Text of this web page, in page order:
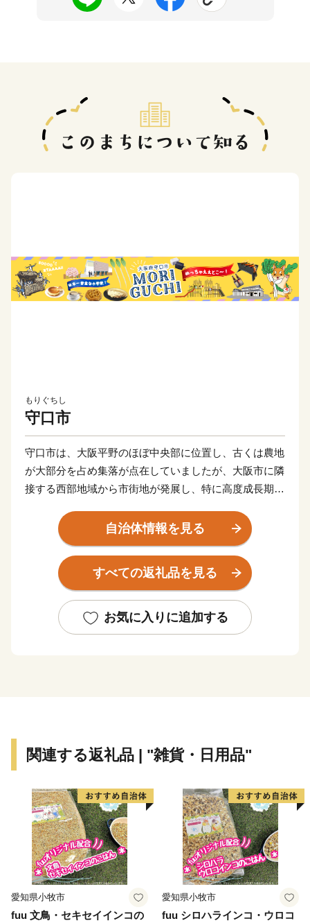
もりぐちし
守口市
守口市は、大阪平野のほぼ中央部に位置し、古くは農地
が大部分を占め集落が点在していましたが、大阪市に隣
接する西部地域から市街地が発展し、特に高度成長期に
また、早くから大手家電メーカーの企業城下町として発
展を遂げるとともに安定した税収を背景に各種行政サー
ビスを充実させ、公共施設や都市基盤の整備を進めてき
一定の到達点に達し、成熟した都市としての機能を備え
るに至っています。
自治体情報を見る
すべての返礼品を見る
お気に入りに追加する
関連する返礼品 | "雑貨・日用品"
愛知県小牧市
fuu 文鳥・セキセイインコの
愛知県小牧市
fuu シロハラインコ・ウロコ